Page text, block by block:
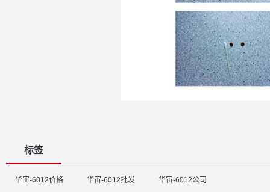
标签
华宙-6012价格 华宙-6012批发 华宙-6012公司